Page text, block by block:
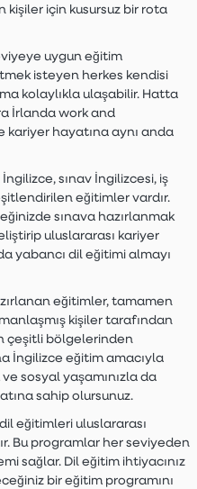
için kusursuz bir rota
uygun eğitim
isteyen herkes kendisi
kolaylıkla ulaşabilir. Hatta
İrlanda work and
kariyer hayatına aynı anda
sınav İngilizcesi, iş
eğitimler vardır.
sınava hazırlanmak
uluslararası kariyer
yabancı dil eğitimi almayı
eğitimler, tamamen
kişiler tarafından
çeşitli bölgelerinden
İngilizce eğitim amacıyla
sosyal yaşamınızla da
sahip olursunuz.
eğitimleri uluslararası
Bu programlar her seviyeden
sağlar. Dil eğitim ihtiyacınız
bir eğitim programını